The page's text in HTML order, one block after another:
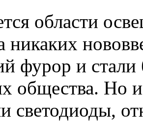
области
никаких
фурор и
общества.
светодиоды,